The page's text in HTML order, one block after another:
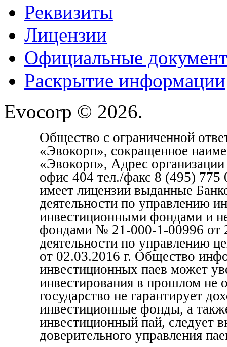
Реквизиты
Лицензии
Официальные
Раскрытие информации
Evocorp © 2026.
Общество с ограниченной
«Эвокорп», сокращенное
«Эвокорп», Адрес
офис 404 тел./факс 8 (495)
имеет лицензии выданные
деятельности по управлению
инвестиционными фондами и
фондами № 21-000-1-00996 от
деятельности по управлению
от 02.03.2016 г. Общество
инвестиционных паев может
инвестирования в прошлом не
государство не гарантирует
инвестиционные фонды, а
инвестиционный пай, следует
доверительного управления